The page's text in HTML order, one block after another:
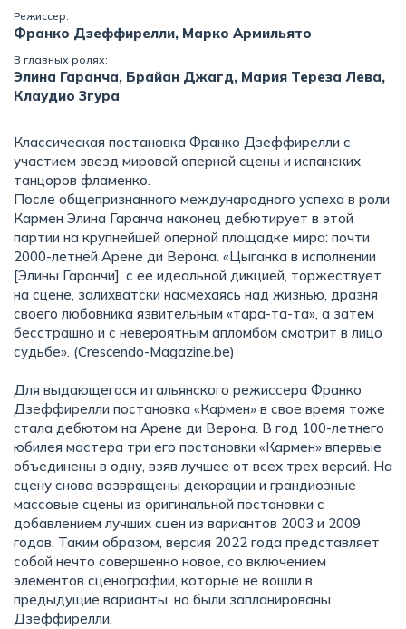
Режиссер:
Франко Дзеффирелли, Марко Армильято
В главных ролях:
Элина Гаранча, Брайан Джагд, Мария Тереза Лева,
Клаудио Згура
Классическая постановка Франко Дзеффирелли с
участием звезд мировой оперной сцены и испанских
танцоров фламенко.
После общепризнанного международного успеха в роли
Кармен Элина Гаранча наконец дебютирует в этой
партии на крупнейшей оперной площадке мира: почти
2000-летней Арене ди Верона. «Цыганка в исполнении
[Элины Гаранчи], с ее идеальной дикцией, торжествует
на сцене, залихватски насмехаясь над жизнью, дразня
своего любовника язвительным «тара-та-та», а затем
бесстрашно и с невероятным апломбом смотрит в лицо
судьбе». (Crescendo-Magazine.be)
Для выдающегося итальянского режиссера Франко
Дзеффирелли постановка «Кармен» в свое время тоже
стала дебютом на Арене ди Верона. В год 100-летнего
юбилея мастера три его постановки «Кармен» впервые
объединены в одну, взяв лучшее от всех трех версий. На
сцену снова возвращены декорации и грандиозные
массовые сцены из оригинальной постановки с
добавлением лучших сцен из вариантов 2003 и 2009
годов. Таким образом, версия 2022 года представляет
собой нечто совершенно новое, со включением
элементов сценографии, которые не вошли в
предыдущие варианты, но были запланированы
Дзеффирелли.